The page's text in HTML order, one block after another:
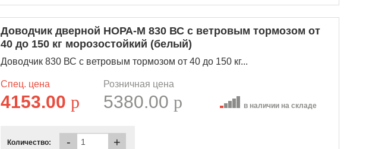
Доводчик дверной НОРА-М 830 ВС с ветровым тормозом от
40 до 150 кг морозостойкий (белый)
Доводчик 830 ВС с ветровым тормозом от 40 до 150 кг...
Спец. цена
4153.00p
Розничная цена
5380.00p в наличии на складе
Количество: - +